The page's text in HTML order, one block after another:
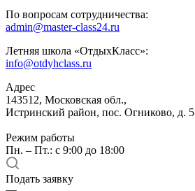
По вопросам сотрудничества:
admin@master-class24.ru
Летняя школа «ОтдыхКласс»:
info@otdyhclass.ru
Адрес
143512, Московская обл.,
Истринский район, пос. Огниково, д. 5
Режим работы
Пн. – Пт.: с 9:00 до 18:00
Подать заявку